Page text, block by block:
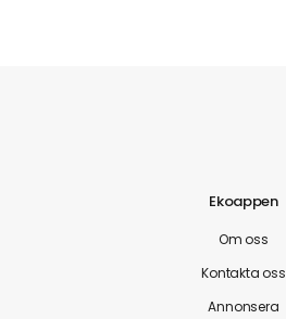
Ekoappen
Om oss
Kontakta oss
Annonsera